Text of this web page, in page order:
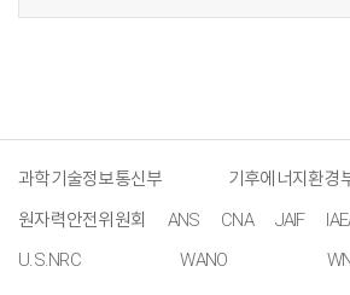
과학기술정보통신부 기후에너지환경
원자력안전위원회
ANS CNA JAIF
U.S.NRC
WANO